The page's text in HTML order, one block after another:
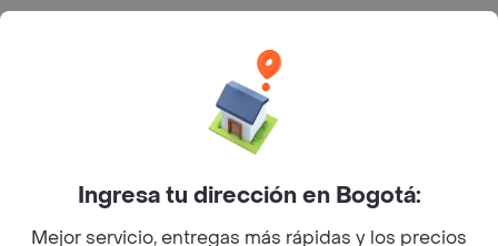
Facebook
Twitter
Instagram
©2026Rappi Inc. All rights reserved.
Ingresa tu dirección en Bogotá:
Mejor servicio, entregas más rápidas y los precios